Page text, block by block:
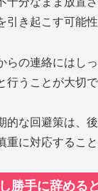
き起こす可能性
らの連絡にはし
うことが大切で
的な回避策は、
に対応すること
勝手に辞める